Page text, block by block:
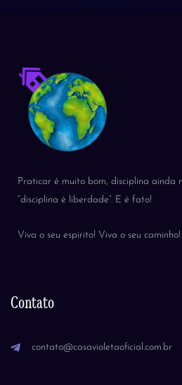
Praticar é muito bom, disciplina ainda
“disciplina é liberdade”. E é fato!
Viva o seu espirito! Viva o seu
Contato
contato@casavioletaoficial.com.br